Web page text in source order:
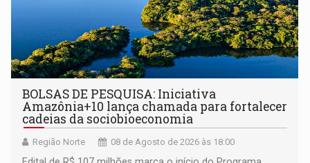
BOLSAS DE PESQUISA: Iniciativa
Amazônia+10 lança chamada para fortalecer
cadeias da sociobioeconomia
Região Norte 08 de Agosto de 2026 às 18:00